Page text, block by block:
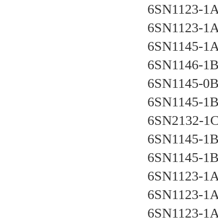
6SN1123-
6SN1123-
6SN1145-
6SN1146-
6SN1145-
6SN1145-
6SN2132-
6SN1145-
6SN1145-
6SN1123-
6SN1123-
6SN1123-